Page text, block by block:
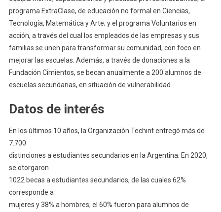
programa ExtraClase, de educación no formal en Ciencias,
Tecnología, Matemática y Arte; y el programa Voluntarios en
acción, a través del cual los empleados de las empresas y sus
familias se unen para transformar su comunidad, con foco en
mejorar las escuelas. Además, a través de donaciones a la
Fundación Cimientos, se becan anualmente a 200 alumnos de
escuelas secundarias, en situación de vulnerabilidad.
Datos de interés
En los últimos 10 años, la Organización Techint entregó más de
7.700
distinciones a estudiantes secundarios en la Argentina. En 2020,
se otorgaron
1022 becas a estudiantes secundarios, de las cuales 62%
corresponde a
mujeres y 38% a hombres; el 60% fueron para alumnos de